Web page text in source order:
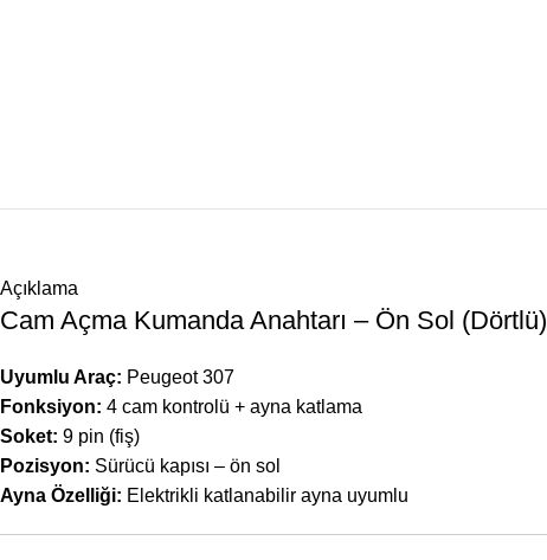
Açıklama
Cam Açma Kumanda Anahtarı – Ön Sol (Dörtlü)
Uyumlu Araç: Peugeot 307
Fonksiyon: 4 cam kontrolü + ayna katlama
Soket: 9 pin (fiş)
Pozisyon: Sürücü kapısı – ön sol
Ayna Özelliği: Elektrikli katlanabilir ayna uyumlu